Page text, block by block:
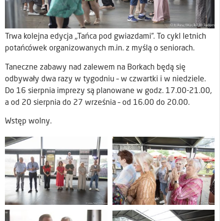
Trwa kolejna edycja „Tańca pod gwiazdami”. To cykl letnich
potańcówek organizowanych m.in. z myślą o seniorach.
Taneczne zabawy nad zalewem na Borkach będą się
odbywały dwa razy w tygodniu – w czwartki i w niedziele.
Do 16 sierpnia imprezy są planowane w godz. 17.00-21.00,
a od 20 sierpnia do 27 września – od 16.00 do 20.00.
Wstęp wolny.